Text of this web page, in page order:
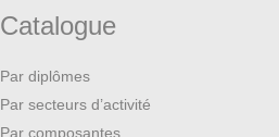
Catalogue
Par diplômes
Par secteurs d’activité
Par composantes